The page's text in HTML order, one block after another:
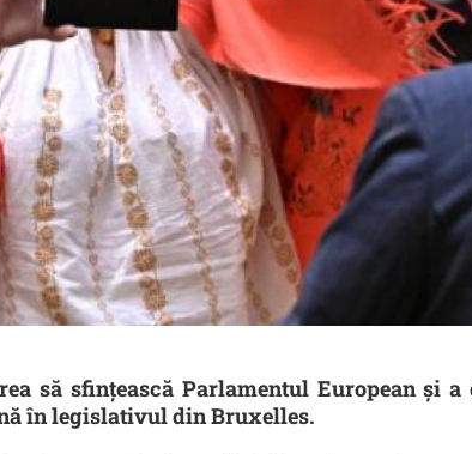
să sfințească Parlamentul European și
în legislativul din Bruxelles.